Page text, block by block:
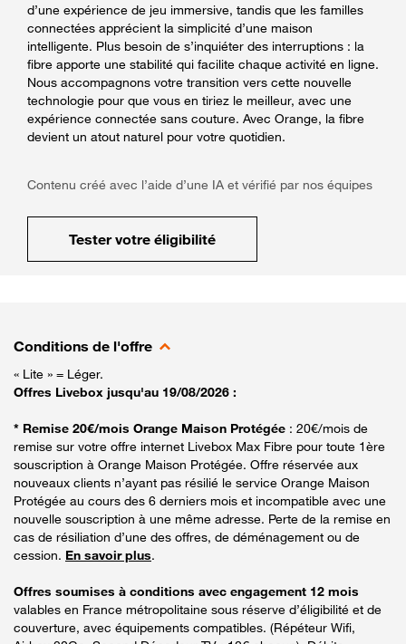
d’une expérience de jeu immersive, tandis que les familles
connectées apprécient la simplicité d’une maison
intelligente. Plus besoin de s’inquiéter des interruptions : la
fibre apporte une stabilité qui facilite chaque activité en ligne.
Nous accompagnons votre transition vers cette nouvelle
technologie pour que vous en tiriez le meilleur, avec une
expérience connectée sans couture. Avec Orange, la fibre
devient un atout naturel pour votre quotidien.
Contenu créé avec l’aide d’une IA et vérifié par nos équipes
Tester votre éligibilité
Conditions de l'offre
« Lite » = Léger.
Offres Livebox jusqu'au 19/08/2026 :
* Remise 20€/mois Orange Maison Protégée : 20€/mois de
remise sur votre offre internet Livebox Max Fibre pour toute 1ère
souscription à Orange Maison Protégée. Offre réservée aux
nouveaux clients n’ayant pas résilié le service Orange Maison
Protégée au cours des 6 derniers mois et incompatible avec une
nouvelle souscription à une même adresse. Perte de la remise en
cas de résiliation d’une des offres, de déménagement ou de
cession. En savoir plus.
Offres soumises à conditions avec engagement 12 mois
valables en France métropolitaine sous réserve d’éligibilité et de
couverture, avec équipements compatibles. (Répéteur Wifi,